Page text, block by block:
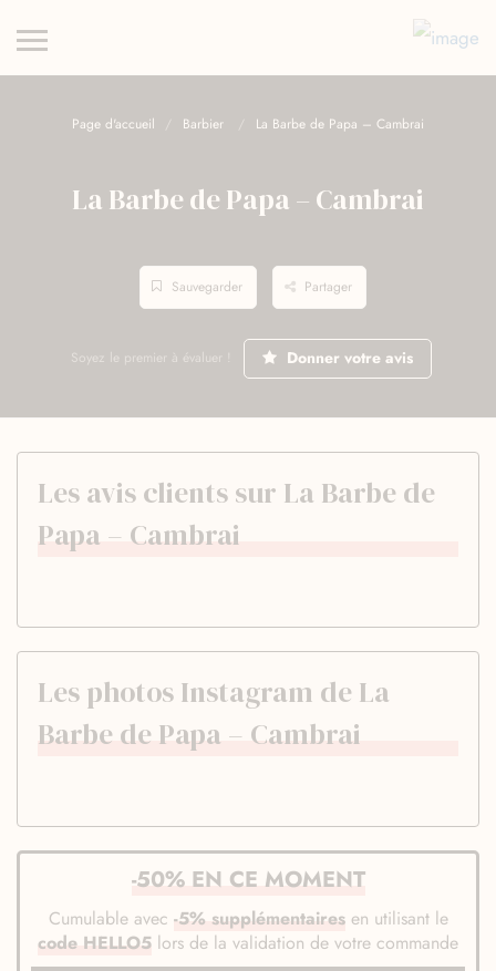
Page d'accueil Barbier La Barbe de Papa – Cambrai
La Barbe de Papa – Cambrai
Sauvegarder Partager
Soyez le premier à évaluer ! Donner votre avis
Les avis clients sur La Barbe de
Papa – Cambrai
Les photos Instagram de La
Barbe de Papa – Cambrai
-50% EN CE MOMENT
Cumulable avec -5% supplémentairesen utilisant le
code HELLO5 lors de la validation de votre commande